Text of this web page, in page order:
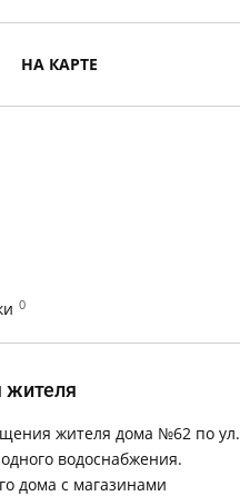
НА КАРТЕ
0
жителя
жителя дома №62 по ул.
водоснабжения.
дома с магазинами